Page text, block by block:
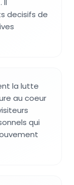
decisifs de
la lutte
au coeur
qui